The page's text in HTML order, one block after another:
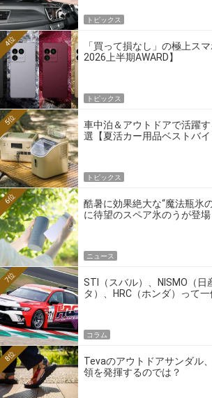
トピックス
「買って損なし」の極上ス
2026上半期AWARD】
4位
トピックス
車中泊＆アウトドアで活躍
選【夏活カー用品ベストバイ
5位
トピックス
酷暑に効果絶大な“魔法瓶氷
に待望のスペア氷のうが登場
6位
ニュース
STI（スバル）、NISMO（日
タ）、HRC（ホンダ）って
7位
コラム
Tevaのアウトドアサンダル
領を発揮するのでは？
8位